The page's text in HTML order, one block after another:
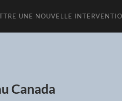
UNE NOUVELLE
Canada